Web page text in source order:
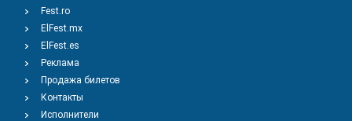
Fest.ro
ElFest.mx
ElFest.es
Реклама
Продажа билетов
Контакты
Исполнители